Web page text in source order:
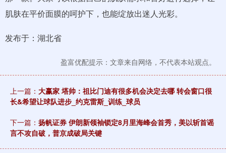
肌肤在平价面膜的呵护下，也能绽放出迷人光彩。
发布于：湖北省
盈富优配提示：文章来自网络，不代表本站观点。
上一篇： 大赢家 塔帅：祖比门迪有很多机会决定去哪 转会窗口很
长&希望让球队进步_约克雷斯_训练_球员
下一篇： 扬帆证券 伊朗新领袖锁定8月里海峰会首秀，美以斩首谣
言不攻自破，普京成破局关键